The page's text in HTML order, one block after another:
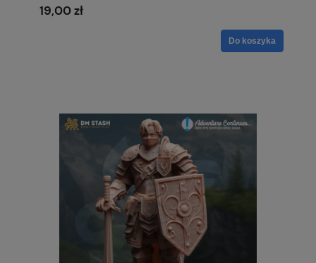
19,00 zł
Do koszyka